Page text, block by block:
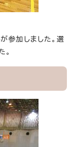
参加しました。選
。